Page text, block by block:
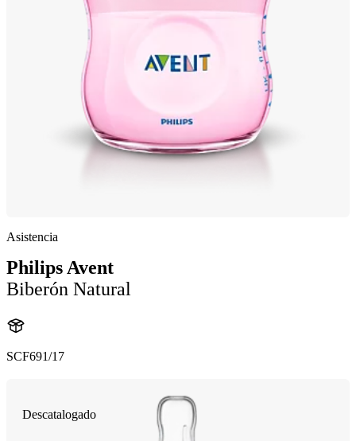
Asistencia
Philips Avent
Biberón Natural
SCF691/17
Descatalogado